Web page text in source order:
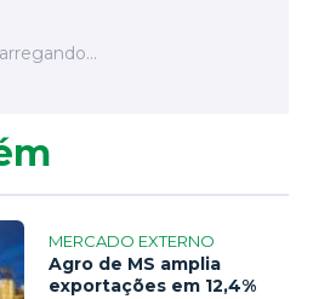
MERCADO EXTERNO
Agro de MS amplia
exportações em 12,4%